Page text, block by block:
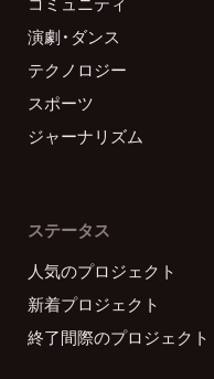
演劇・ダンス
テクノロジー
スポーツ
ジャーナリズム
ステータス
人気のプロジェクト
新着プロジェクト
終了間際のプロジェクト